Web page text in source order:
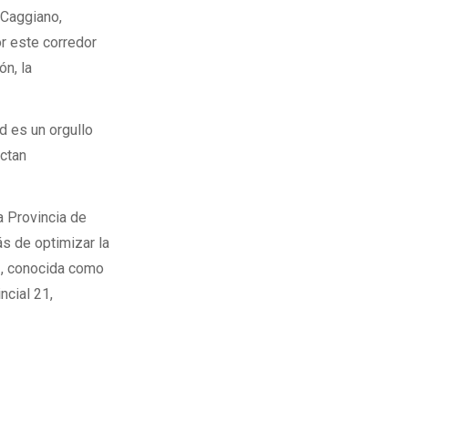
este corredor
la
es un orgullo
Provincia de
de optimizar la
conocida como
21,